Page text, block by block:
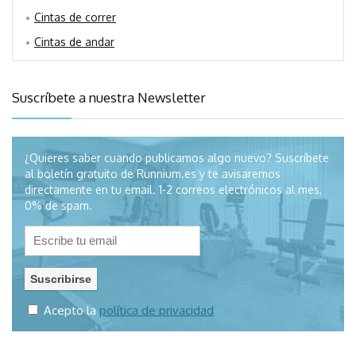
Cintas de correr
Cintas de andar
Suscríbete a nuestra Newsletter
¿Quieres saber cuando publicamos algo nuevo? Suscríbete
al boletín gratuito de Runnium.es y te avisaremos
directamente en tu email. 1-2 correos electrónicos al mes,
0% de spam.
Acepto la política de privacidad